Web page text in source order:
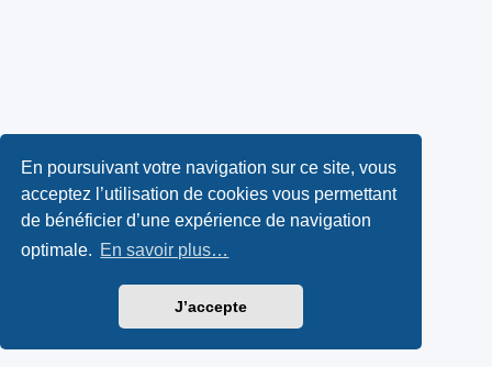
En poursuivant votre navigation sur ce site, vous
acceptez l’utilisation de cookies vous permettant
de bénéficier d’une expérience de navigation
optimale. En savoir plus…
J’accepte